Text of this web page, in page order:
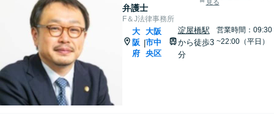
弁護士
見る
F＆J法律事務所
大
阪
府
|
大阪
市中
央区
淀屋橋駅
から徒歩3
分
営業時間：09:30
~22:00（平日）